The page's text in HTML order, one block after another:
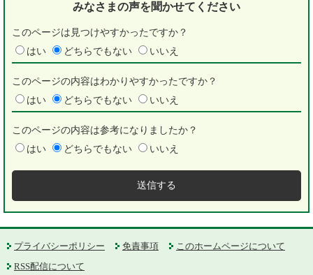
みなさまの声を聞かせてください
このページは見つけやすかったですか？
はい
どちらでもない いいえ
このページの内容はわかりやすかったですか？
はい
どちらでもない いいえ
このページの内容は参考になりましたか？
はい
どちらでもない いいえ
プライバシーポリシー 免責事項
このホームページについて
RSS配信について